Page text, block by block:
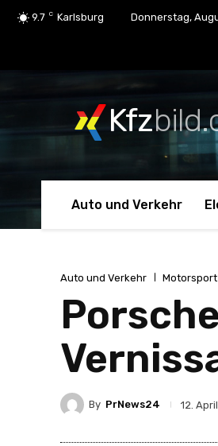
9.7 C Karlsburg Donnerstag,
Kfz
Auto und Verkehr
Auto und Verkehr Motorsport
By PrNews24 12.